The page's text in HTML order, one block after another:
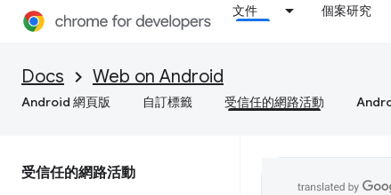
文件 個案研究
Docs Web on Android
Android 網頁版 自訂標籤 受信任的網路活動
受信任的網路活動